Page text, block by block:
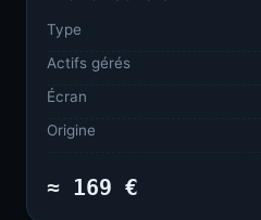
Type
Actifs gérés
Écran
Origine
≈ 169 €